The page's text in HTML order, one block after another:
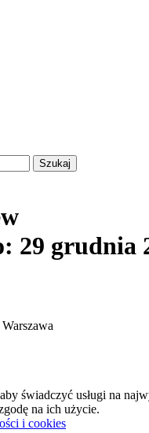
29 grudnia
świadczyć usługi na
na ich użycie.
i cookies